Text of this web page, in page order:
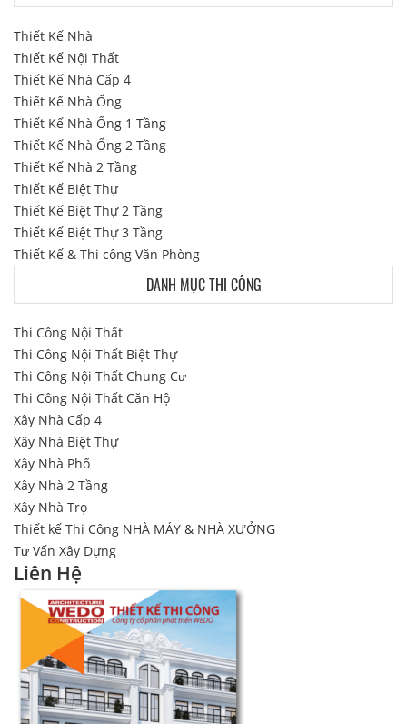
Thiết Kế Nhà
Thiết Kế Nội Thất
Thiết Kế Nhà Cấp 4
Thiết Kế Nhà Ống
Thiết Kế Nhà Ống 1 Tầng
Thiết Kế Nhà Ống 2 Tầng
Thiết Kế Nhà 2 Tầng
Thiết Kế Biệt Thự
Thiết Kế Biệt Thự 2 Tầng
Thiết Kế Biệt Thự 3 Tầng
Thiết Kế & Thi công Văn Phòng
DANH MỤC THI CÔNG
Thi Công Nội Thất
Thi Công Nội Thất Biệt Thự
Thi Công Nội Thất Chung Cư
Thi Công Nội Thất Căn Hộ
Xây Nhà Cấp 4
Xây Nhà Biệt Thự
Xây Nhà Phố
Xây Nhà 2 Tầng
Xây Nhà Trọ
Thiết kế Thi Công NHÀ MÁY & NHÀ XƯỞNG
Tư Vấn Xây Dựng
Liên Hệ